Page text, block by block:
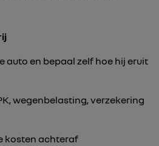
auto en bepaal zelf hoe hij eruit
wegenbelasting, verzekering
kosten achteraf